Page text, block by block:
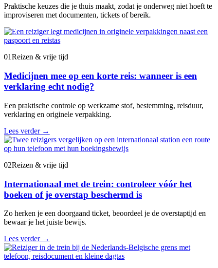
Praktische keuzes die je thuis maakt, zodat je onderweg niet hoeft te
improviseren met documenten, tickets of bereik.
01Reizen & vrije tijd
Medicijnen mee op een korte reis: wanneer is een
verklaring echt nodig?
Een praktische controle op werkzame stof, bestemming, reisduur,
verklaring en originele verpakking.
Lees verder →
02Reizen & vrije tijd
Internationaal met de trein: controleer vóór het
boeken of je overstap beschermd is
Zo herken je een doorgaand ticket, beoordeel je de overstaptijd en
bewaar je het juiste bewijs.
Lees verder →